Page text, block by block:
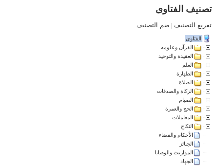
تصنيف الفتاوى
تفريع التصنيف | ضم التصنيف
الفتاوى
القرآن وعلومه
العقيدة والتوحيد
العلم
الطهارة
الصلاة
الزكاة والصدقات
الصيام
الحج والعمرة
المعاملات
النكاح
الأحكام والقضاء
الجنائز
المواريث والوصايا
الجهاد